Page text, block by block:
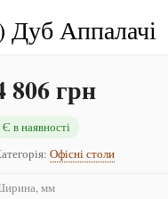
Аппалачі
806 грн
Є в наявності
Офісні столи
мм